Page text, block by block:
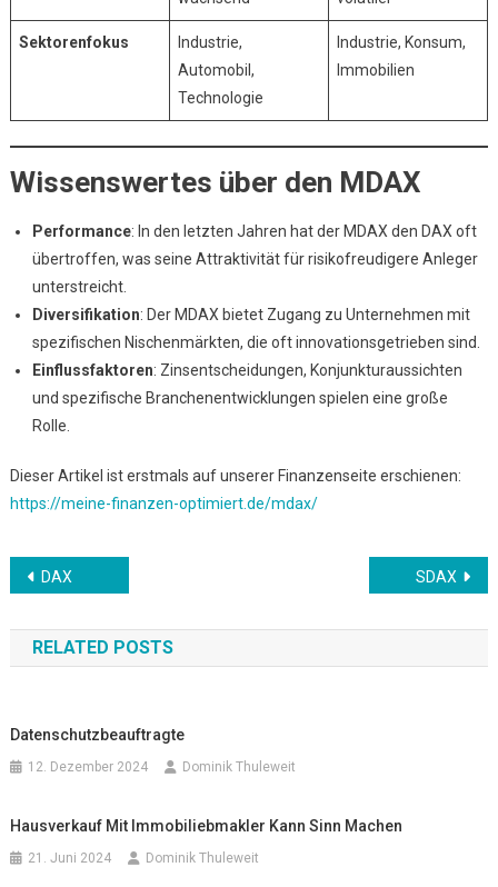
Sektorenfokus
Industrie,
Automobil,
Technologie
Industrie, Konsum,
Immobilien
Wissenswertes über den MDAX
Performance: In den letzten Jahren hat der MDAX den DAX oft
übertroffen, was seine Attraktivität für risikofreudigere Anleger
unterstreicht.
Diversifikation: Der MDAX bietet Zugang zu Unternehmen mit
spezifischen Nischenmärkten, die oft innovationsgetrieben sind.
Einflussfaktoren: Zinsentscheidungen, Konjunkturaussichten
und spezifische Branchenentwicklungen spielen eine große
Rolle.
Dieser Artikel ist erstmals auf unserer Finanzenseite erschienen:
https://meine-finanzen-optimiert.de/mdax/
Beitrags-
Navigation
DAX SDAX
RELATED POSTS
Datenschutzbeauftragte
12. Dezember 2024 Dominik Thuleweit
Hausverkauf Mit Immobiliebmakler Kann Sinn Machen
21. Juni 2024 Dominik Thuleweit